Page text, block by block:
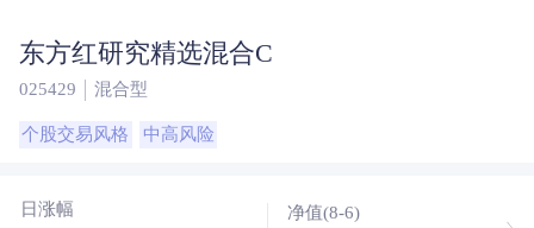
东方红研究精选混合C
025429 混合型
个股交易风格 中高风险
日涨幅 净值(8-6)